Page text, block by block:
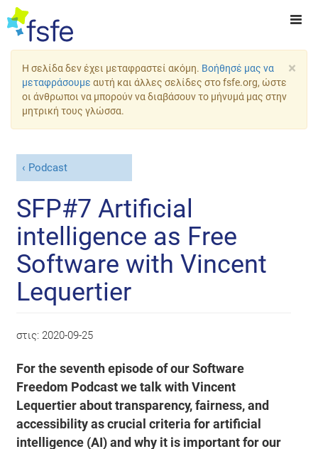
×
Η σελίδα δεν έχει μεταφραστεί ακόμη. Βοήθησέ μας να
μεταφράσουμε αυτή και άλλες σελίδες στο fsfe.org, ώστε
οι άνθρωποι να μπορούν να διαβάσουν το μήνυμά μας στην
μητρική τους γλώσσα.
Podcast
SFP#7 Artificial
intelligence as Free
Software with Vincent
Lequertier
στις: 2020-09-25
For the seventh episode of our Software
Freedom Podcast we talk with Vincent
Lequertier about transparency, fairness, and
accessibility as crucial criteria for artificial
intelligence (AI) and why it is important for our